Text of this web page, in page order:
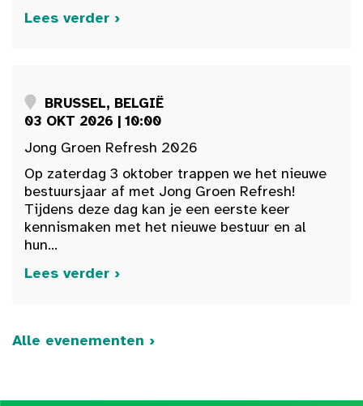
Lees verder ›
BRUSSEL, BELGIË
03 OKT 2026 | 10:00
Jong Groen Refresh 2026
Op zaterdag 3 oktober trappen we het nieuwe
bestuursjaar af met Jong Groen Refresh!
Tijdens deze dag kan je een eerste keer
kennismaken met het nieuwe bestuur en al
hun...
Lees verder ›
Alle evenementen ›